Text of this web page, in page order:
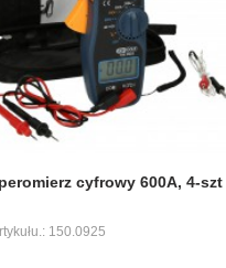
cyfrowy 600A, 4-szt
150.0925